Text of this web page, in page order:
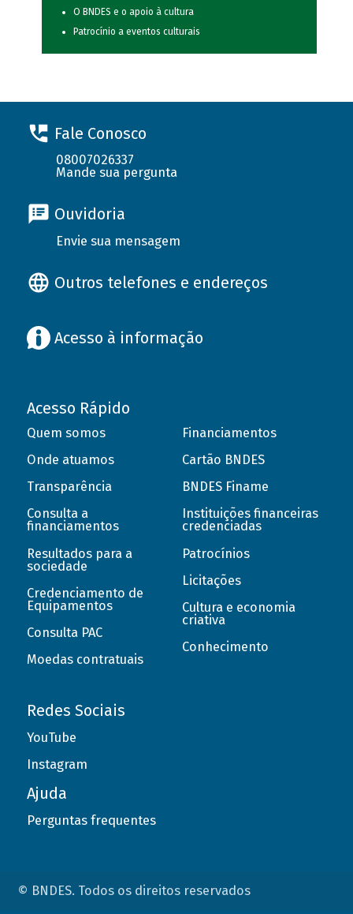
O BNDES e o apoio à cultura
Patrocínio a eventos culturais
Fale Conosco
08007026337
Mande sua pergunta
Ouvidoria
Envie sua mensagem
Outros telefones e endereços
Acesso à informação
Acesso Rápido
Quem somos
Onde atuamos
Transparência
Consulta a
financiamentos
Resultados para a
sociedade
Credenciamento de
Equipamentos
Consulta PAC
Moedas contratuais
Financiamentos
Cartão BNDES
BNDES Finame
Instituições financeiras
credenciadas
Patrocínios
Licitações
Cultura e economia
criativa
Conhecimento
Redes Sociais
YouTube
Instagram
Ajuda
Perguntas frequentes
© BNDES. Todos os direitos reservados